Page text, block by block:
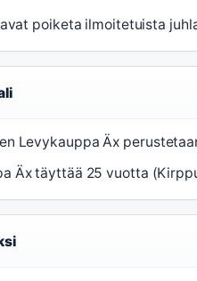
poiketa ilmoitetuista
Levykauppa Äx
Äx täyttää 25 vuotta